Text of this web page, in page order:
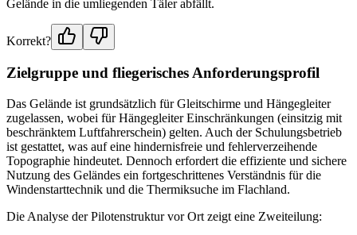
Gelände in die umliegenden Täler abfällt.
Korrekt?
Zielgruppe und fliegerisches Anforderungsprofil
Das Gelände ist grundsätzlich für Gleitschirme und Hängegleiter
zugelassen, wobei für Hängegleiter Einschränkungen (einsitzig mit
beschränktem Luftfahrerschein) gelten. Auch der Schulungsbetrieb
ist gestattet, was auf eine hindernisfreie und fehlerverzeihende
Topographie hindeutet. Dennoch erfordert die effiziente und sichere
Nutzung des Geländes ein fortgeschrittenes Verständnis für die
Windenstarttechnik und die Thermiksuche im Flachland.
Die Analyse der Pilotenstruktur vor Ort zeigt eine Zweiteilung: